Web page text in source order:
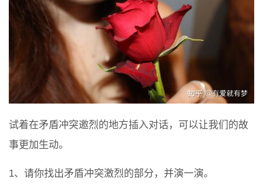
试着在矛盾冲突邀烈的地方插入对话，可以让我们的故
事更加生动。
1、请你找出矛盾冲突激烈的部分，并演一演。